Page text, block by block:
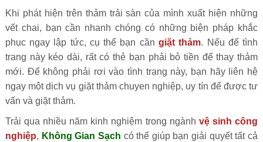
Khi phát hiện trên thảm trải sàn của mình xuất hiện những
vết chai, bạn cần nhanh chóng có những biện pháp khắc
phục ngay lập tức, cụ thể bạn cầngiặt thảm. Nếu để tình
trang này kéo dài, rất có thẻ bạn phải bỏ tiền để thay thảm
mới. Để không phải rơi vào tình trạng này, bạn hãy liên hệ
ngay một dịch vụ giặt thảm chuyen nghiệp, uy tín để được tư
vấn và giặt thảm.
Trải qua nhiều năm kinh nghiệm trong ngành vệ sinh công
nghiệp, Không Gian Sạch có thể giúp bạn giải quyết tất cả